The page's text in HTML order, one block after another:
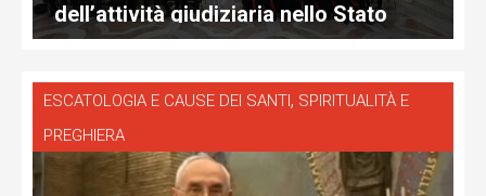
dell’attività giudiziaria nello Stato
della Città del Vaticano
ESCATOLOGIA E CAUSE DEI SANTI, SPIRITUALITÀ E
PREGHIERA